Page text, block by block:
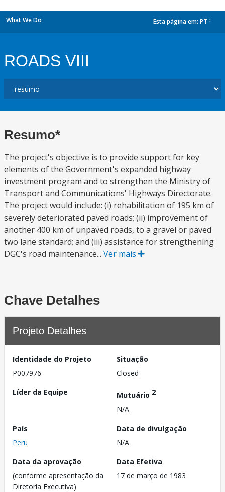
What We Do Esta página em: PT
ROADS VIII
Resumo*
The project's objective is to provide support for key
elements of the Government's expanded highway
investment program and to strengthen the Ministry of
Transport and Communications' Highways Directorate.
The project would include: (i) rehabilitation of 195 km of
severely deteriorated paved roads; (ii) improvement of
another 400 km of unpaved roads, to a gravel or paved
two lane standard; and (iii) assistance for strengthening
DGC's road maintenance... Ver mais
Chave Detalhes
Projeto Detalhes
Identidade do Projeto
P007976
Situação
Closed
Líder da Equipe
Mutuário 2
N/A
País
Peru
Data de divulgação
N/A
Data da aprovação
(conforme apresentação da
Diretoria Executiva)
Data Efetiva
17 de março de 1983